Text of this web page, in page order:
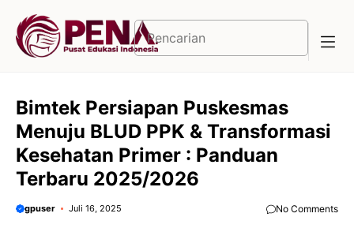
Cari
Bimtek Persiapan Puskesmas
Menuju BLUD PPK & Transformasi
Kesehatan Primer : Panduan
Terbaru 2025/2026
gpuser Juli 16, 2025 No Comments